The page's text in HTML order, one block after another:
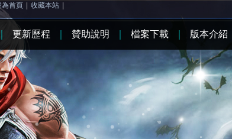
為首頁 收藏本站